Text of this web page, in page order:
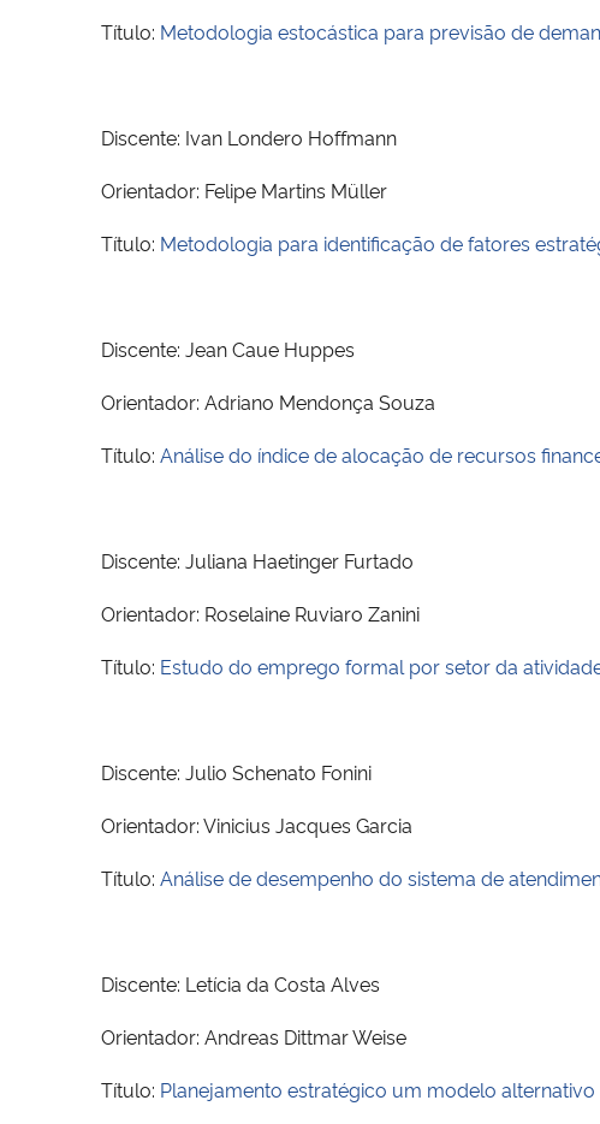
Título: Metodologia estocástica para previsão de
Discente: Ivan Londero Hoffmann
Orientador: Felipe Martins Müller
Título: Metodologia para identificação de fatores
Discente: Jean Caue Huppes
Orientador: Adriano Mendonça Souza
Título: Análise do índice de alocação de recursos
Discente: Juliana Haetinger Furtado
Orientador: Roselaine Ruviaro Zanini
Título: Estudo do emprego formal por setor da
Discente: Julio Schenato Fonini
Orientador: Vinicius Jacques Garcia
Título: Análise de desempenho do sistema de
Discente: Letícia da Costa Alves
Orientador: Andreas Dittmar Weise
Título: Planejamento estratégico um modelo